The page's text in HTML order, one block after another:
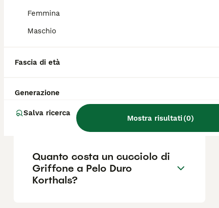
Femmina
Maschio
Fascia di età
Generazione
Salva ricerca
Mostra risultati(0)
soprattutto in situazioni nuove.
Griffone di Bruxelles?
Qual è il carattere del
Griffone a pelo duro
Korthals?
Quanto costa un cucciolo di
Griffone a Pelo Duro
Korthals?